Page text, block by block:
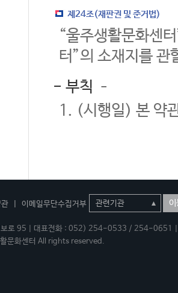
제24조(재판권 및 준거법)
“울주생활문화센
터”의 소재지를 관
- 부칙 –
1. (시행일) 본 약
이메일무단수집거부 이
인보로 95 | 대표전화 : 052) 254-0533 / 254-
문화센터 All rights reserved.